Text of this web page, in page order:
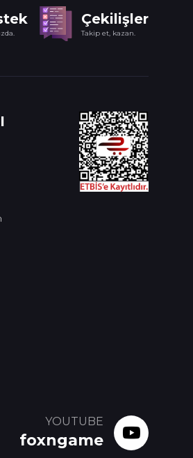
Çekilişler
Takip et, kazan.
YOUTUBE
foxngame